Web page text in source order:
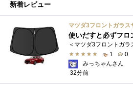
新着レビュー
1
0
みっちゃんさん
32分前